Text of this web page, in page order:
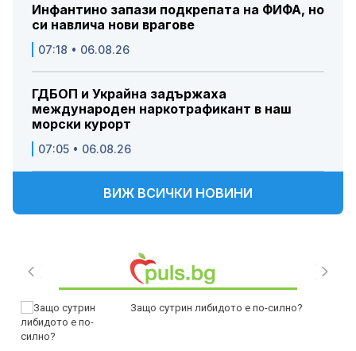
Инфантино запази подкрепата на ФИФА, но
си навлича нови врагове
07:18 • 06.08.26
ГДБОП и Украйна задържаха
международен наркотрафикант в наш
морски курорт
07:05 • 06.08.26
ВИЖ ВСИЧКИ НОВИНИ
Защо сутрин либидото е по-силно?